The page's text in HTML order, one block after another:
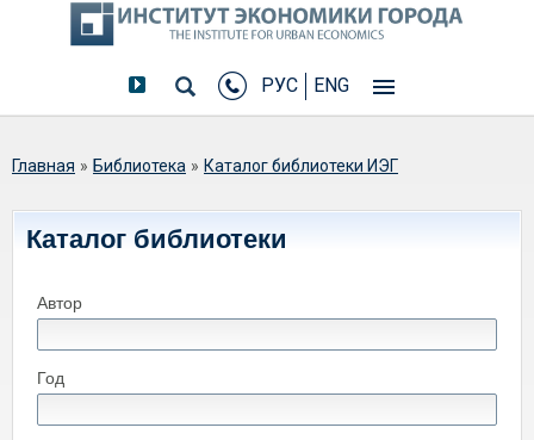
РУС ENG
Вы здесь
Главная » Библиотека » Каталог библиотеки ИЭГ
Каталог библиотеки
Автор
Год